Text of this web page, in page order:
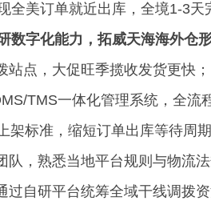
全美订单就近出库，全境1-3
数字化能力，拓威天海海外仓
站点，大促旺季揽收发货更快；
TMS一体化管理系统，全流
架标准，缩短订单出库等待周
队，熟悉当地平台规则与物流
过自研平台统筹全域干线调拨